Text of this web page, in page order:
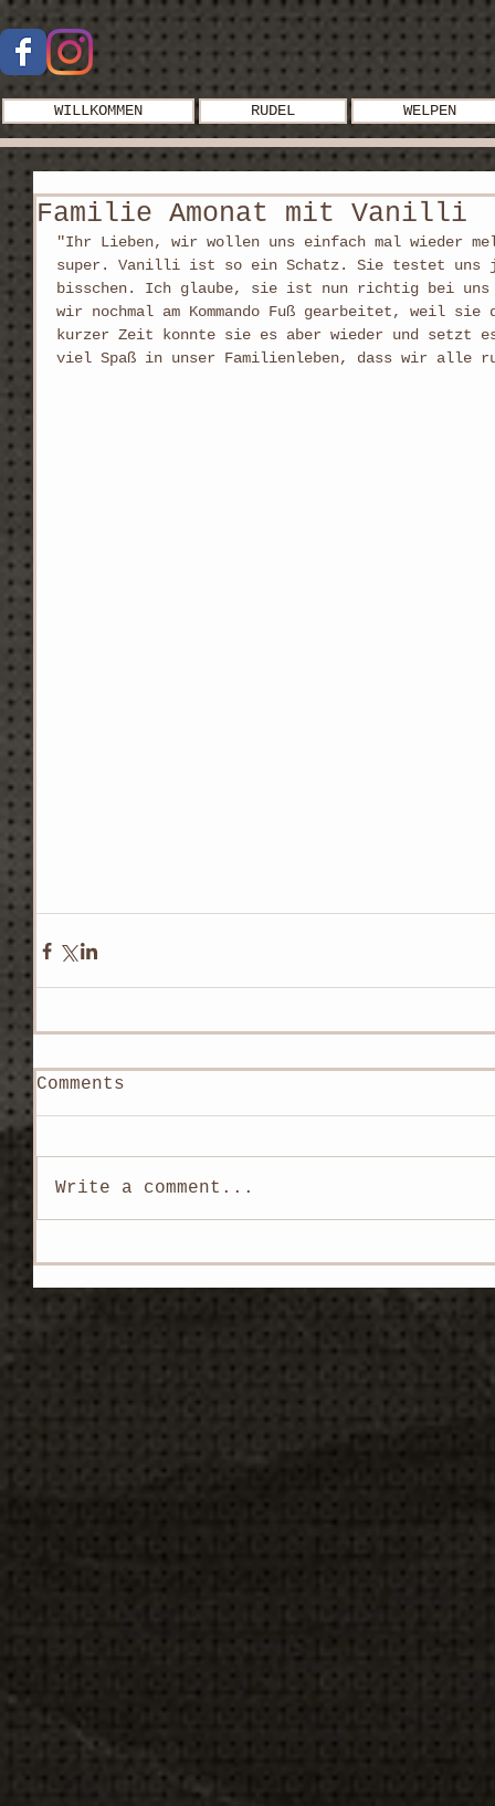
WILLKOMMEN RUDEL WELPEN
Familie Amonat mit Vanilli
"Ihr Lieben, wir wollen uns einfach mal wieder
super. Vanilli ist so ein Schatz. Sie testet uns
bisschen. Ich glaube, sie ist nun richtig bei uns
wir nochmal am Kommando Fuß gearbeitet, weil
kurzer Zeit konnte sie es aber wieder und setzt
viel Spaß in unser Familienleben, dass wir alle
Comments
Write a comment...